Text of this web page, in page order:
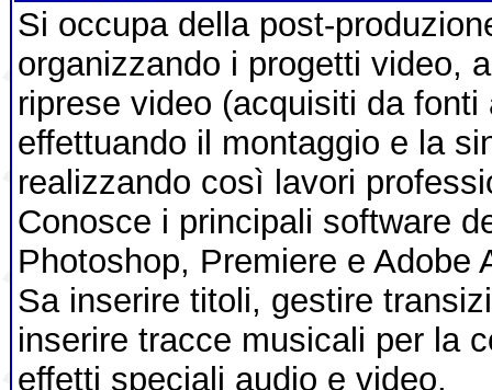
Si occupa della post-
organizzando i progetti video,
riprese video (acquisiti da
effettuando il montaggio e la
realizzando così lavori
Conosce i principali software
Photoshop, Premiere e Adobe
Sa inserire titoli, gestire
inserire tracce musicali per la
effetti speciali audio e video.